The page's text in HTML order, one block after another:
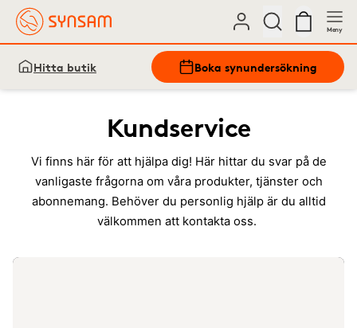
Meny
Hitta butik Boka synundersökning
Kundservice
Vi finns här för att hjälpa dig! Här hittar du svar på de
vanligaste frågorna om våra produkter, tjänster och
abonnemang. Behöver du personlig hjälp är du alltid
välkommen att kontakta oss.